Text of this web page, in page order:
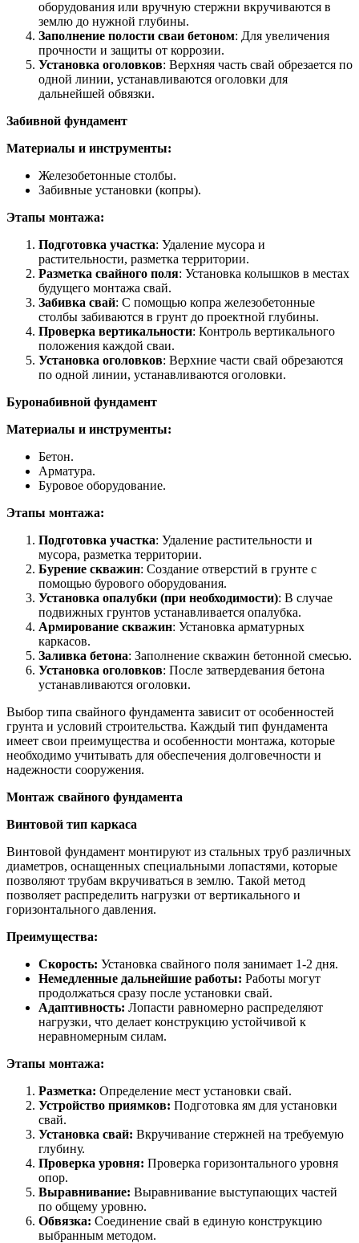
оборудования или вручную стержни вкручиваются в
землю до нужной глубины.
Заполнение полости сваи бетоном: Для увеличения
прочности и защиты от коррозии.
Установка оголовков: Верхняя часть свай обрезается по
одной линии, устанавливаются оголовки для
дальнейшей обвязки.
Забивной фундамент
Материалы и инструменты:
Железобетонные столбы.
Забивные установки (копры).
Этапы монтажа:
Подготовка участка: Удаление мусора и
растительности, разметка территории.
Разметка свайного поля: Установка колышков в местах
будущего монтажа свай.
Забивка свай: С помощью копра железобетонные
столбы забиваются в грунт до проектной глубины.
Проверка вертикальности: Контроль вертикального
положения каждой сваи.
Установка оголовков: Верхние части свай обрезаются
по одной линии, устанавливаются оголовки.
Буронабивной фундамент
Материалы и инструменты:
Бетон.
Арматура.
Буровое оборудование.
Этапы монтажа:
Подготовка участка: Удаление растительности и
мусора, разметка территории.
Бурение скважин: Создание отверстий в грунте с
помощью бурового оборудования.
Установка опалубки (при необходимости): В случае
подвижных грунтов устанавливается опалубка.
Армирование скважин: Установка арматурных
каркасов.
Заливка бетона: Заполнение скважин бетонной смесью.
Установка оголовков: После затвердевания бетона
устанавливаются оголовки.
Выбор типа свайного фундамента зависит от особенностей
грунта и условий строительства. Каждый тип фундамента
имеет свои преимущества и особенности монтажа, которые
необходимо учитывать для обеспечения долговечности и
надежности сооружения.
Монтаж свайного фундамента
Винтовой тип каркаса
Винтовой фундамент монтируют из стальных труб различных
диаметров, оснащенных специальными лопастями, которые
позволяют трубам вкручиваться в землю. Такой метод
позволяет распределить нагрузки от вертикального и
горизонтального давления.
Преимущества:
Скорость: Установка свайного поля занимает 1-2 дня.
Немедленные дальнейшие работы: Работы могут
продолжаться сразу после установки свай.
Адаптивность: Лопасти равномерно распределяют
нагрузки, что делает конструкцию устойчивой к
неравномерным силам.
Этапы монтажа:
Разметка: Определение мест установки свай.
Устройство приямков: Подготовка ям для установки
свай.
Установка свай: Вкручивание стержней на требуемую
глубину.
Проверка уровня: Проверка горизонтального уровня
опор.
Выравнивание: Выравнивание выступающих частей
по общему уровню.
Обвязка: Соединение свай в единую конструкцию
выбранным методом.